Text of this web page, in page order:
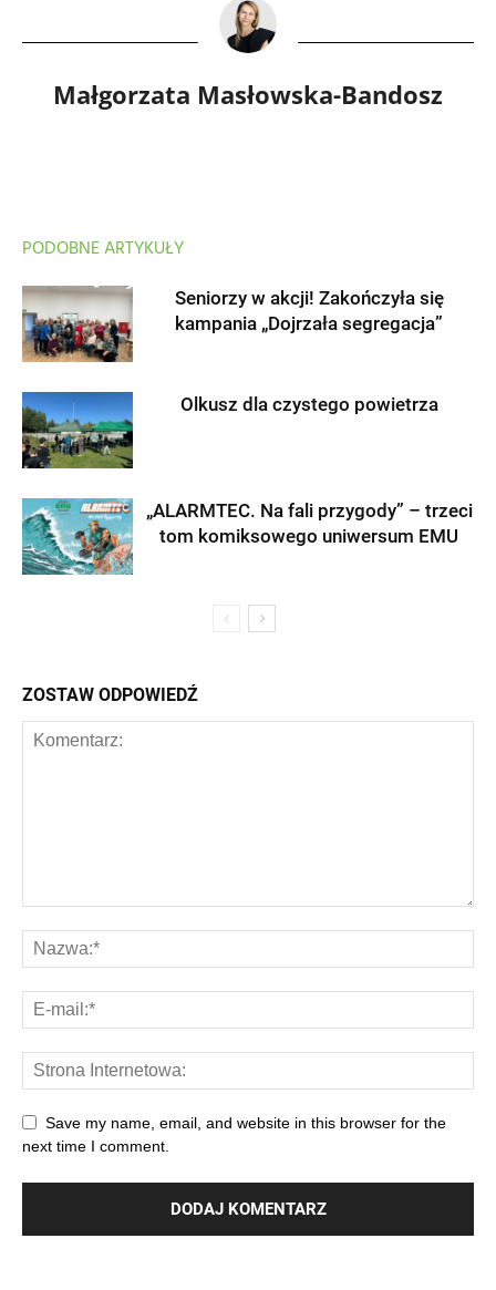
Małgorzata Masłowska-Bandosz
PODOBNE ARTYKUŁY
Seniorzy w akcji! Zakończyła się
kampania „Dojrzała segregacja”
Olkusz dla czystego powietrza
„ALARMTEC. Na fali przygody” – trzeci
tom komiksowego uniwersum EMU
ZOSTAW ODPOWIEDŹ
Save my name, email, and website in this browser for the
next time I comment.